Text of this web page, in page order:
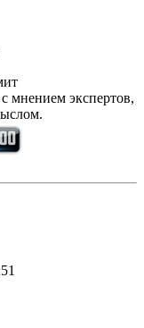
мнением экспертов,